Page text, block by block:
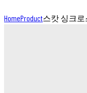
HomeProduct스캇 싱크로